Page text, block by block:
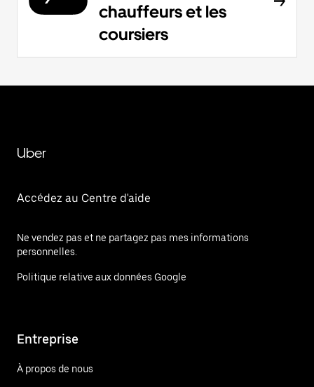
chauffeurs et les
coursiers
Uber
Accédez au Centre d'aide
Ne vendez pas et ne partagez pas mes informations
personnelles.
Politique relative aux données Google
Entreprise
À propos de nous